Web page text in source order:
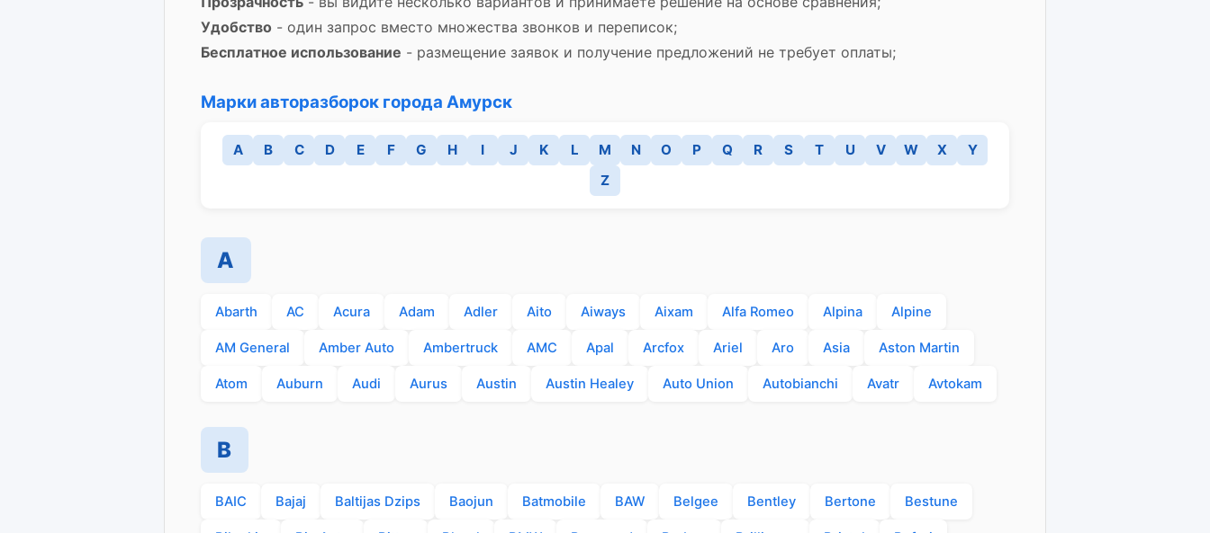
Удобство - один запрос вместо множества звонков и переписок;
Бесплатное использование - размещение заявок и получение предложений не требует оплаты;
Марки авторазборок города Амурск
A B C D E F G H I J K L M N O P Q R S T U V W X
Y
Z
A
Abarth AC Acura Adam Adler Aito Aiways Aixam Alfa Romeo Alpina Alpine
AM General Amber Auto Ambertruck AMC Apal Arcfox Ariel Aro Asia Aston Martin
Atom Auburn Audi Aurus Austin Austin Healey Auto Union Autobianchi Avatr Avtokam
B
BAIC Bajaj Baltijas Dzips Baojun Batmobile BAW Belgee Bentley Bertone Bestune